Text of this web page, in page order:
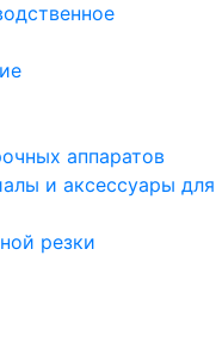
аппаратов
и аксессуары для
резки